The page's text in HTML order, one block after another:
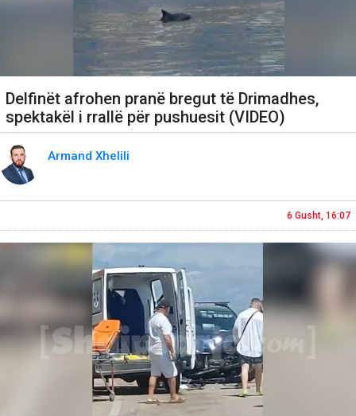
Delfinët afrohen pranë bregut të Drimadhes,
spektakël i rrallë për pushuesit (VIDEO)
Armand Xhelili
6 Gusht, 16:07